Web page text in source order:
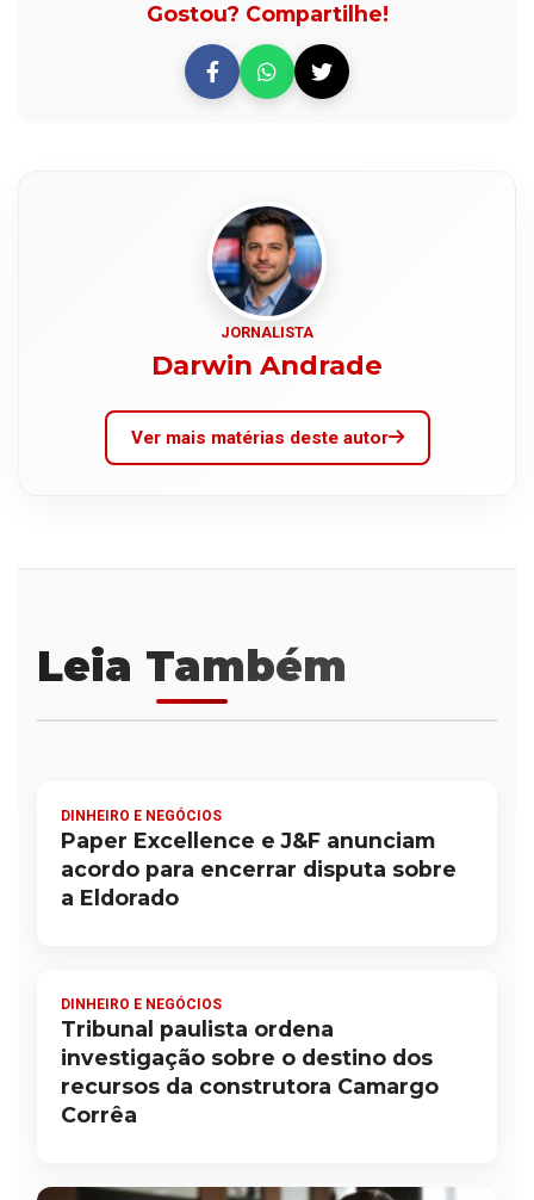
Gostou? Compartilhe!
JORNALISTA
Darwin Andrade
Ver mais matérias deste autor
Leia Também
DINHEIRO E NEGÓCIOS
Paper Excellence e J&F anunciam
acordo para encerrar disputa sobre
a Eldorado
DINHEIRO E NEGÓCIOS
Tribunal paulista ordena
investigação sobre o destino dos
recursos da construtora Camargo
Corrêa